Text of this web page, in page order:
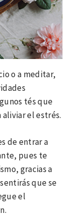
o a meditar,
tés que
el estrés.
de entrar a
pues te
gracias a
que se
el